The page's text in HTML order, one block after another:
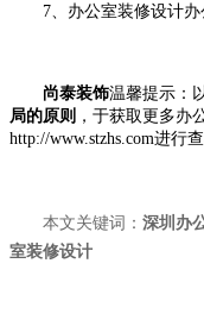
7、办公室装修设计办
尚泰装饰温馨提示：
局的原则 ，于获取更多办
http://www.stzhs.com进行查
本文关键词： 深圳办
室装修设计